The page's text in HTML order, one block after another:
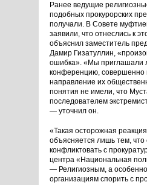
Ранее ведущие
подобных прокурорских
получали. В Совете
заявили, что отнеслись к
объяснил заместитель
Дамир Гизатуллин,
ошибка». «Мы приглашали
конференцию, совершенно
направление их
понятия не имели, что
последователем
— уточнил он.
«Такая осторожная
объясняется лишь тем, что
конфликтовать с
центра «Национальная
— Религиозным, а
организациям спорить с